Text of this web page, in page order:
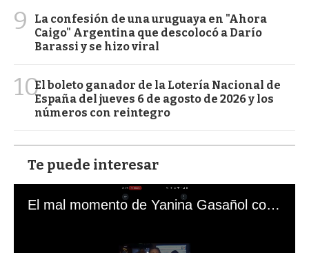
9
La confesión de una uruguaya en "Ahora
Caigo" Argentina que descolocó a Darío
Barassi y se hizo viral
10El boleto ganador de la Lotería Nacional de
España del jueves 6 de agosto de 2026 y los
números con reintegro
Te puede interesar
El mal momento de Yanina Gasañol con un hincha argentino en "Subrayado"